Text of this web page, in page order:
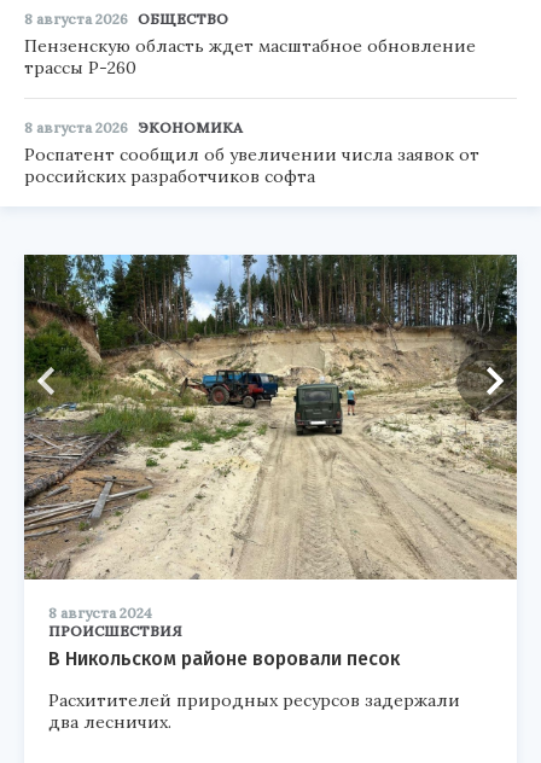
8 августа 2026 ОБЩЕСТВО
Пензенскую область ждет масштабное обновление
трассы Р-260
8 августа 2026 ЭКОНОМИКА
Роспатент сообщил об увеличении числа заявок от
российских разработчиков софта
8 августа 2024
ПРОИСШЕСТВИЯ
В Никольском районе воровали песок
Расхитителей природных ресурсов задержали
два лесничих.